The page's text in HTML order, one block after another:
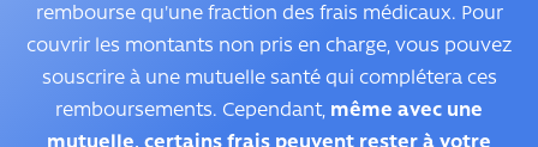
rembourse qu'une fraction des frais médicaux. Pour
couvrir les montants non pris en charge, vous pouvez
souscrire à une mutuelle santé qui complétera ces
remboursements. Cependant, même avec une
mutuelle, certains frais peuvent rester à votre